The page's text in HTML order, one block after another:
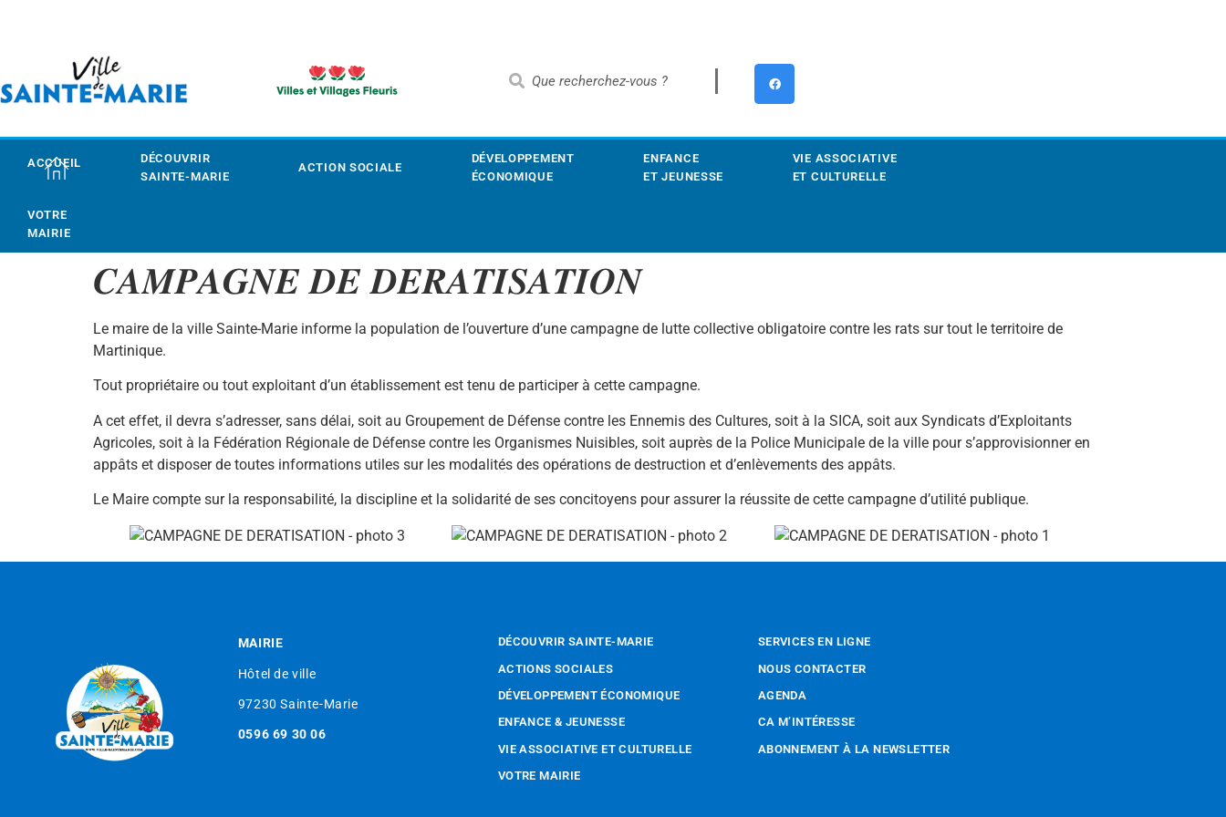
ACCUEIL
DÉCOUVRIR
SAINTE-MARIE
ACTION SOCIALE
DÉVELOPPEMENT
ÉCONOMIQUE
ENFANCE
ET JEUNESSE
VIE ASSOCIATIVE
ET CULTURELLE
VOTRE
MAIRIE
𝑪𝑨𝑴𝑷𝑨𝑮𝑵𝑬 𝑫𝑬 𝑫𝑬𝑹𝑨𝑻𝑰𝑺𝑨𝑻𝑰𝑶𝑵
Le maire de la ville Sainte-Marie informe la population de l’ouverture d’une campagne de lutte collective obligatoire contre les rats sur tout le territoire de
Martinique.
Tout propriétaire ou tout exploitant d’un établissement est tenu de participer à cette campagne.
A cet effet, il devra s’adresser, sans délai, soit au Groupement de Défense contre les Ennemis des Cultures, soit à la SICA, soit aux Syndicats d’Exploitants
Agricoles, soit à la Fédération Régionale de Défense contre les Organismes Nuisibles, soit auprès de la Police Municipale de la ville pour s’approvisionner en
appâts et disposer de toutes informations utiles sur les modalités des opérations de destruction et d’enlèvements des appâts.
Le Maire compte sur la responsabilité, la discipline et la solidarité de ses concitoyens pour assurer la réussite de cette campagne d’utilité publique.
MAIRIE
Hôtel de ville
97230 Sainte-Marie
0596 69 30 06
DÉCOUVRIR SAINTE-MARIE
ACTIONS SOCIALES
DÉVELOPPEMENT ÉCONOMIQUE
ENFANCE & JEUNESSE
VIE ASSOCIATIVE ET CULTURELLE
VOTRE MAIRIE
SERVICES EN LIGNE
NOUS CONTACTER
AGENDA
CA M’INTÉRESSE
ABONNEMENT À LA NEWSLETTER